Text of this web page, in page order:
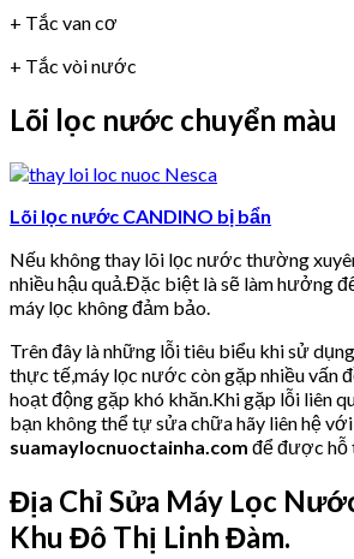
+ Tắc van cơ
+ Tắc vòi nước
Lõi lọc nước chuyển màu
Lõi lọc nước CANDINO bị bẩn
Nếu không thay lõi lọc nước thường
nhiều hậu quả.Đặc biệt là sẽ làm hưởng
máy lọc không đảm bảo.
Trên đây là những lỗi tiêu biểu khi sử
thực tế,máy lọc nước còn gặp nhiều vấn
hoạt động gặp khó khăn.Khi gặp lỗi liên
bạn không thể tự sửa chữa hãy liên hệ với
suamaylocnuoctainha.com để được
Địa Chỉ Sửa Máy Lọc
Khu Đô Thị Linh Đàm.